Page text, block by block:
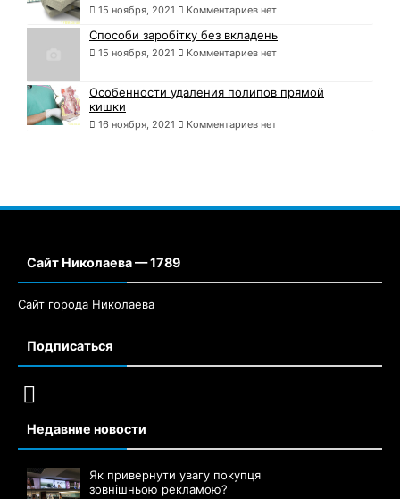
15 ноября, 2021 Комментариев нет
Способи заробітку без вкладень
15 ноября, 2021 Комментариев нет
Особенности удаления полипов прямой
кишки
16 ноября, 2021 Комментариев нет
Сайт Николаева — 1789
Сайт города Николаева
Подписаться
Недавние новости
Як привернути увагу покупця
зовнішньою рекламою?